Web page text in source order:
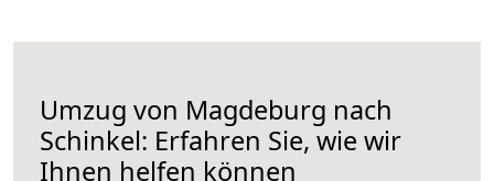
Umzug von Magdeburg nach
Schinkel: Erfahren Sie, wie wir
Ihnen helfen können